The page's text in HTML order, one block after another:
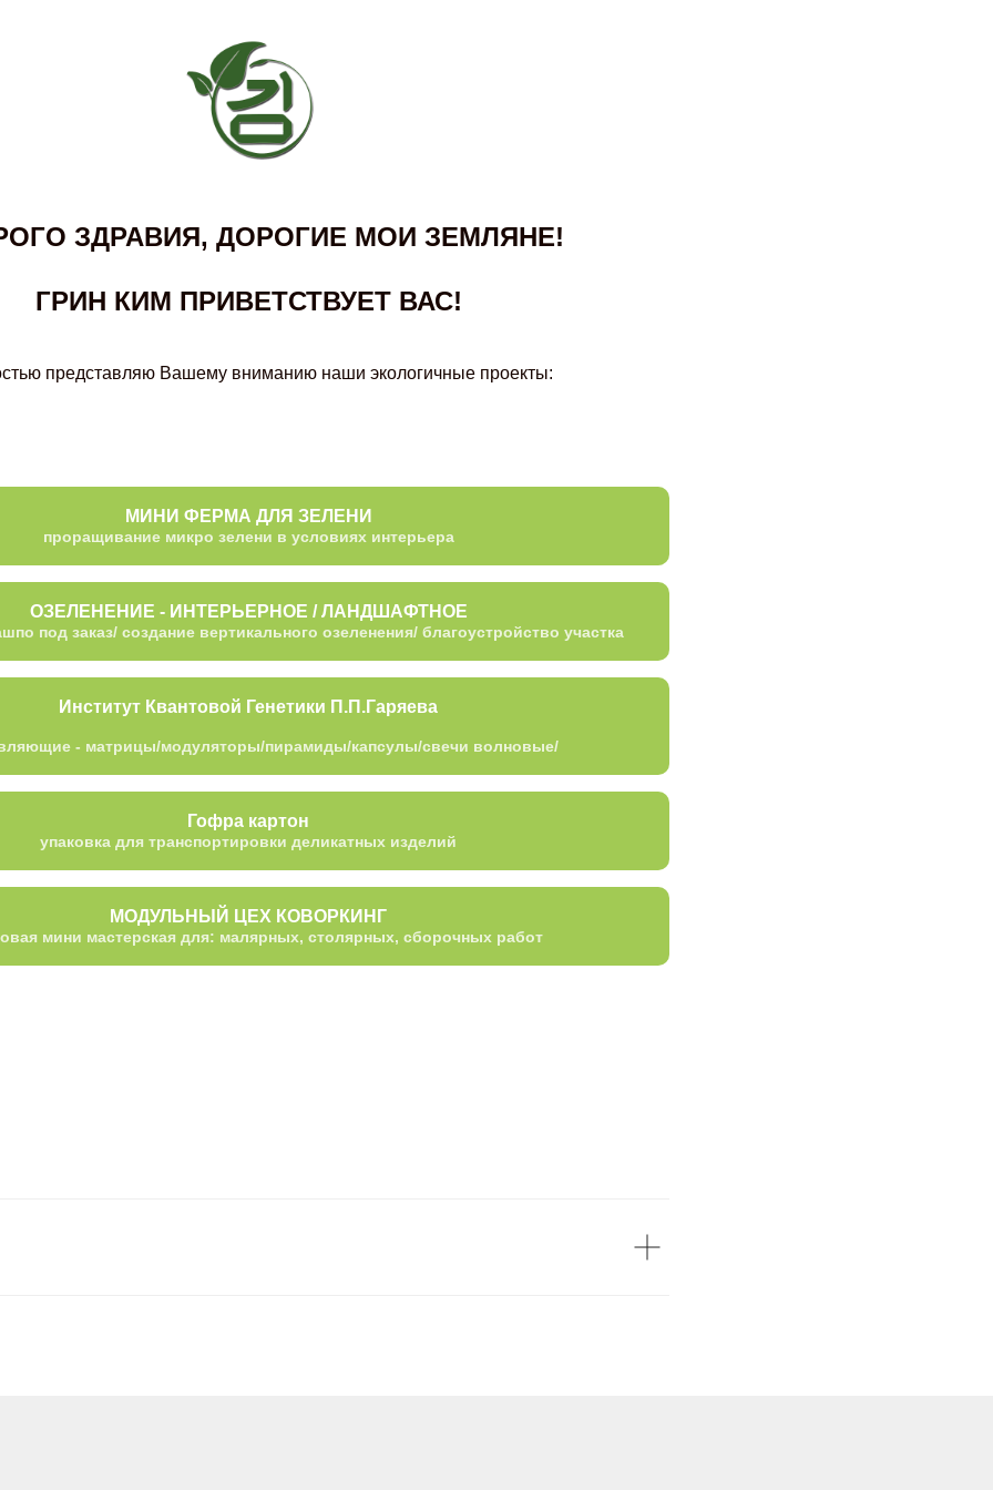
ЗДРАВИЯ, ДОРОГИЕ МОИ ЗЕМЛЯНЕ!
ГРИН КИМ ПРИВЕТСТВУЕТ ВАС!
представляю Вашему вниманию наши экологичные проекты:
МИНИ ФЕРМА ДЛЯ ЗЕЛЕНИ
проращивание микро зелени в условиях интерьера
ОЗЕЛЕНЕНИЕ - ИНТЕРЬЕРНОЕ / ЛАНДШАФТНОЕ
под заказ/ создание вертикального озеленения/ благоустройство участка
Институт Квантовой Генетики П.П.Гаряева
- матрицы/модуляторы/пирамиды/капсулы/свечи волновые/
Гофра картон
упаковка для транспортировки деликатных изделий
МОДУЛЬНЫЙ ЦЕХ КОВОРКИНГ
мини мастерская для: малярных, столярных, сборочных работ